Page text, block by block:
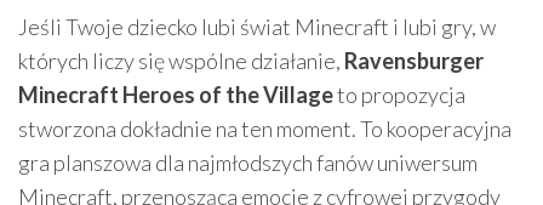
Jeśli Twoje dziecko lubi świat Minecraft i lubi gry, w
których liczy się wspólne działanie, Ravensburger
Minecraft Heroes of the Villageto propozycja
stworzona dokładnie na ten moment. To kooperacyjna
gra planszowa dla najmłodszych fanów uniwersum
Minecraft, przenosząca emocje z cyfrowej przygody